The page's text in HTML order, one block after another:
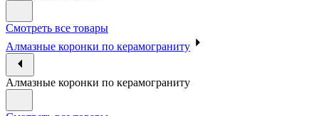
Смотреть все товары
Алмазные коронки по керамограниту
Алмазные коронки по керамограниту